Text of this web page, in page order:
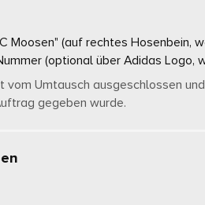
Moosen" (auf rechtes Hosenbein,
(optional über Adidas Logo,
vom Umtausch ausgeschlossen
gegeben wurde.